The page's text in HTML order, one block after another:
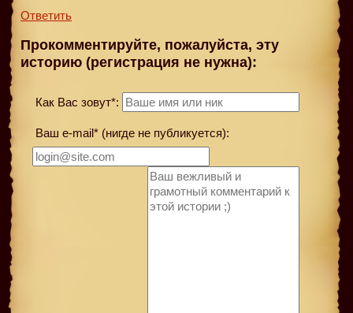
Ответить
Прокомментируйте, пожалуйста, эту
историю (регистрация не нужна):
Как Вас зовут*:
Ваш e-mail* (нигде не публикуется):